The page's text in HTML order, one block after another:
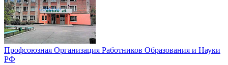
Профсоюзная Организация Работников Образования и Науки
РФ